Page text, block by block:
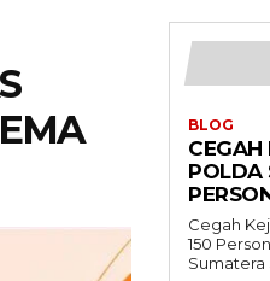
BLOG
CEGAH
POLDA
Cegah
150 Personel
Sumatera